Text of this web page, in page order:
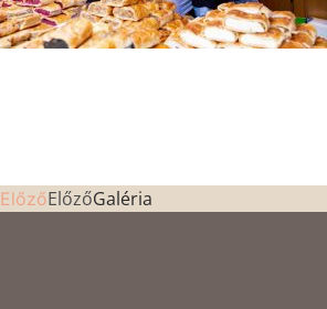
ElőzőElőzőGaléria